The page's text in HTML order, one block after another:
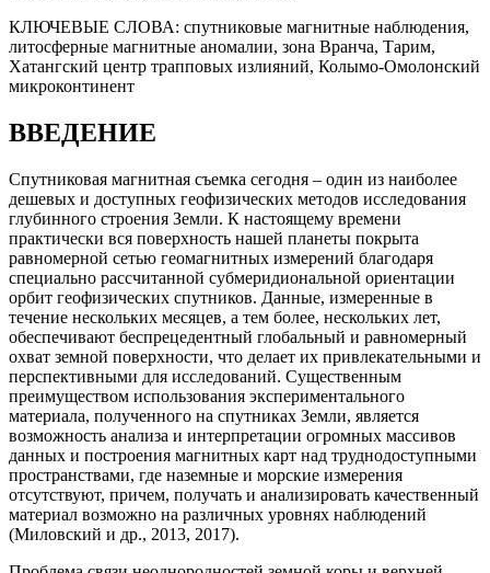
КЛЮЧЕВЫЕ СЛОВА: спутниковые магнитные наблюдения,
литосферные магнитные аномалии, зона Вранча, Тарим,
Хатангский центр тpапповыx излияний, Колымо-Омолонский
микроконтинент
ВВЕДЕНИЕ
Спутниковая магнитная съемка сегодня – один из наиболее
дешевых и доступных геофизических методов исследования
глубинного строения Земли. К настоящему времени
практически вся поверхность нашей планеты покрыта
равномерной сетью геомагнитных измерений благодаря
специально рассчитанной субмеридиональной ориентации
орбит геофизических спутников. Данные, измеренные в
течение нескольких месяцев, а тем более, нескольких лет,
обеспечивают беспрецедентный глобальный и равномерный
охват земной поверхности, что делает их привлекательными и
перспективными для исследований. Существенным
преимуществом использования экспериментального
материала, полученного на спутниках Земли, является
возможность анализа и интерпретации огромных массивов
данных и построения магнитных карт над труднодоступными
пространствами, где наземные и морские измерения
отсутствуют, причем, получать и анализировать качественный
материал возможно на различных уровнях наблюдений
(Миловский и др., 2013, 2017).